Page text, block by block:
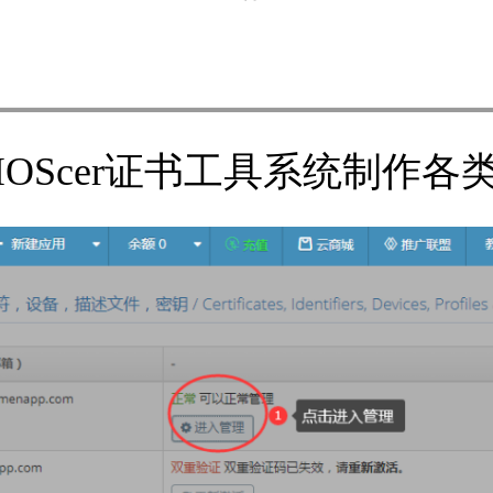
证书工具系统制作各